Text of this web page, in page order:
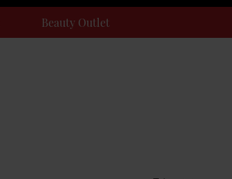
Beauty Outlet